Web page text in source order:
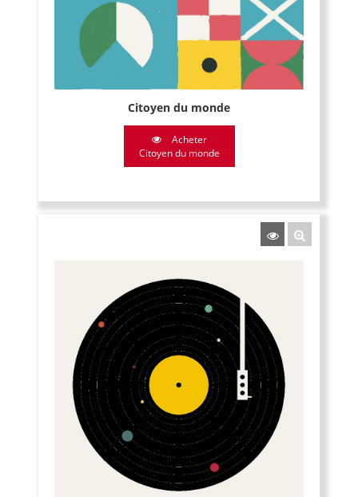
Citoyen du monde
Acheter
Citoyen du monde